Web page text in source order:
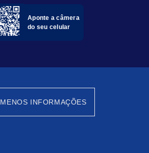
Aponte a câmera
do seu celular
MENOS INFORMAÇÕES